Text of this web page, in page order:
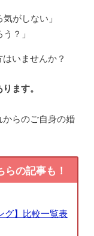
がしない」
？」
いませんか？
ます。
らのご自身の婚
の記事も！
グ】比較一覧表